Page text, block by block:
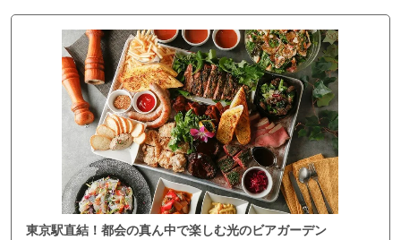
東京駅直結！都会の真ん中で楽しむ光のビアガーデン